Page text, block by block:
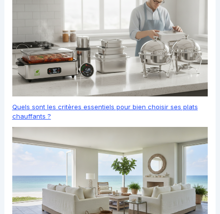
Quels sont les critères essentiels pour bien choisir ses plats
chauffants ?